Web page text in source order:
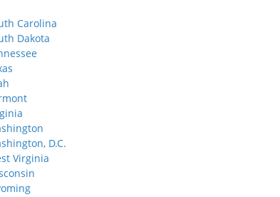
Carolina
Dakota
D.C.
Virginia